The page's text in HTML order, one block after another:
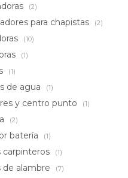
(2)
para chapistas (2)
(10)
(1)
(1)
de agua (1)
y centro punto (1)
(2)
batería (1)
carpinteros (1)
de alambre (7)